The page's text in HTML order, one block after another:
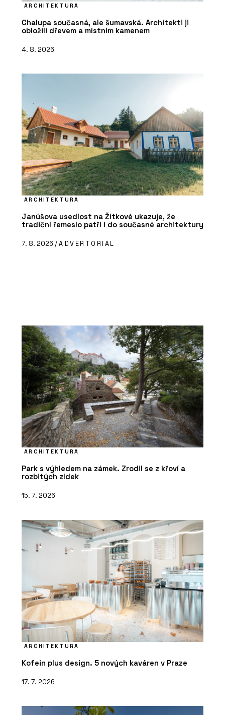
ARCHITEKTURA
Chalupa současná, ale šumavská. Architekti ji
obložili dřevem a místním kamenem
4. 8. 2026
ARCHITEKTURA
Janúšova usedlost na Žítkové ukazuje, že
tradiční řemeslo patří i do současné architektury
7. 8. 2026 /ADVERTORIAL
ARCHITEKTURA
Park s výhledem na zámek. Zrodil se z křoví a
rozbitých zídek
15. 7. 2026
ARCHITEKTURA
Kofein plus design. 5 nových kaváren v Praze
17. 7. 2026